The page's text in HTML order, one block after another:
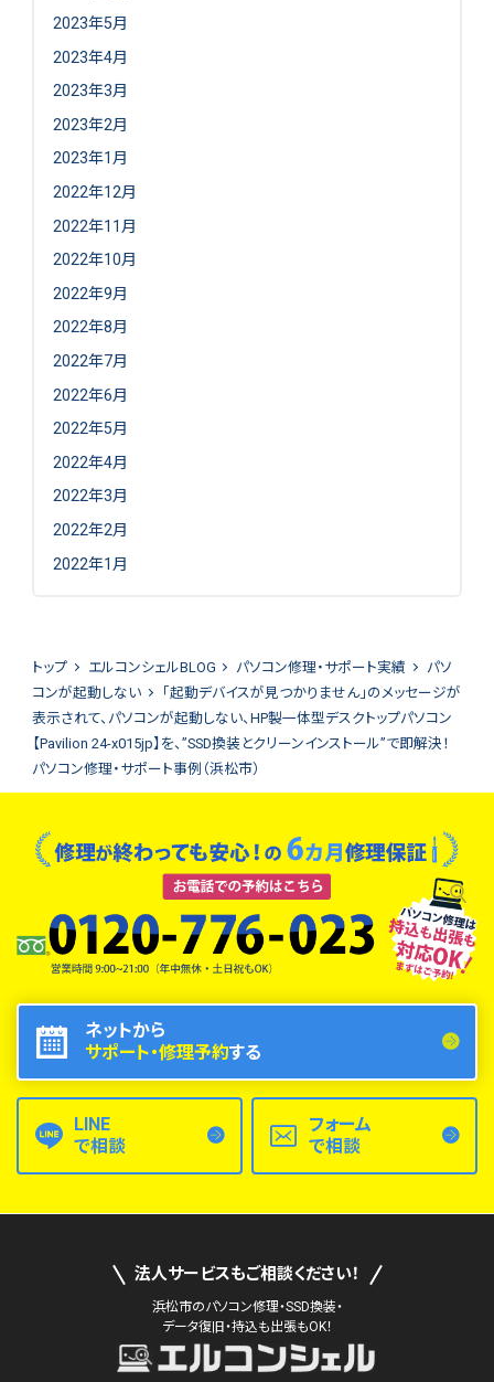
2023年5月
2023年4月
2023年3月
2023年2月
2023年1月
2022年12月
2022年11月
2022年10月
2022年9月
2022年8月
2022年7月
2022年6月
2022年5月
2022年4月
2022年3月
2022年2月
2022年1月
トップ エルコンシェルBLOG パソコン修理・サポート実績
パソ
コンが起動しない
「起動デバイスが見つかりません」のメッセージが
表示されて、パソコンが起動しない、HP製一体型デスクトップパソコン
【Pavilion 24-x015jp】を、”SSD換装とクリーンインストール”で即解決！
パソコン修理・サポート事例（浜松市）
ネットから
サポート・修理予約する
LINE
で相談
フォーム
で相談
法人サービスもご相談ください！
浜松市のパソコン修理・SSD換装・
データ復旧・持込も出張もOK！